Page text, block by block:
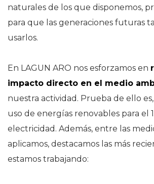
naturales de los que disponemos,
para que las generaciones futuras
usarlos.
En LAGUN ARO nos esforzamos en
impacto directo en el medio
nuestra actividad. Prueba de ello
uso de energías renovables para el
electricidad. Además, entre las
aplicamos, destacamos las más
estamos trabajando: